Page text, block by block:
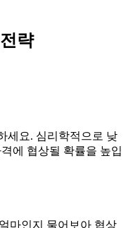
략
세요. 심리학적으로 낮
에 협상될 확률을 높입
마인지 물어보아 협상